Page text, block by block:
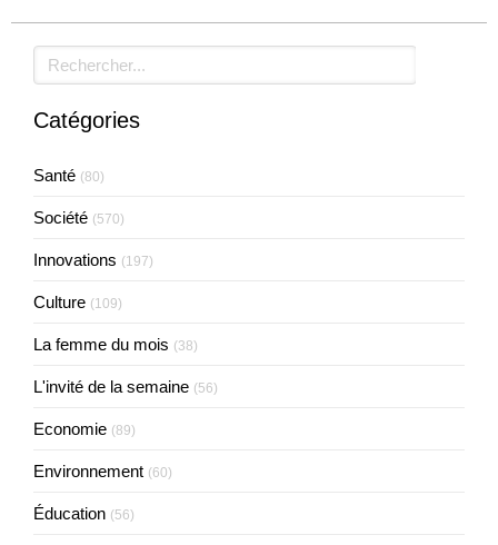
Rechercher
Catégories
Santé (80)
Société (570)
Innovations (197)
Culture (109)
La femme du mois (38)
L'invité de la semaine (56)
Economie (89)
Environnement (60)
Éducation (56)